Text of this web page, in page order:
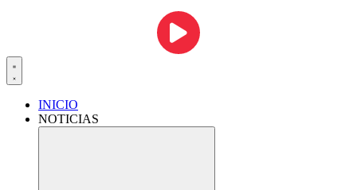
INICIO
NOTICIAS